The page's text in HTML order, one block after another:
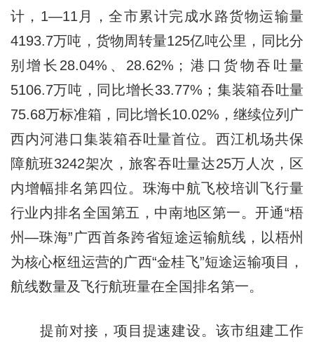
计，1—11月，全市累计完成水路货物运输量
4193.7万吨，货物周转量125亿吨公里，同比分
别增长28.04%、28.62%；港口货物吞吐量
5106.7万吨，同比增长33.77%；集装箱吞吐量
75.68万标准箱，同比增长10.02%，继续位列广
西内河港口集装箱吞吐量首位。西江机场共保
障航班3242架次，旅客吞吐量达25万人次，区
内增幅排名第四位。珠海中航飞校培训飞行量
行业内排名全国第五，中南地区第一。开通“梧
州—珠海”广西首条跨省短途运输航线，以梧州
为核心枢纽运营的广西“金桂飞”短途运输项目，
航线数量及飞行航班量在全国排名第一。
提前对接，项目提速建设。该市组建工作